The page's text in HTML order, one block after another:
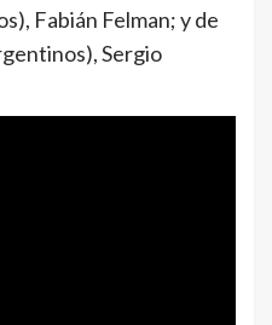
Fabián Felman; y de
Sergio